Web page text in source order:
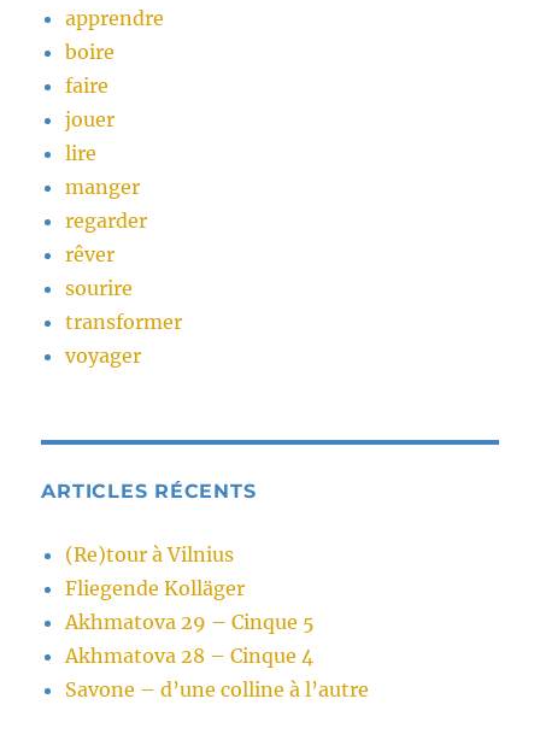
apprendre
boire
faire
jouer
lire
manger
regarder
rêver
sourire
transformer
voyager
ARTICLES RÉCENTS
(Re)tour à Vilnius
Fliegende Kolläger
Akhmatova 29 – Cinque 5
Akhmatova 28 – Cinque 4
Savone – d’une colline à l’autre